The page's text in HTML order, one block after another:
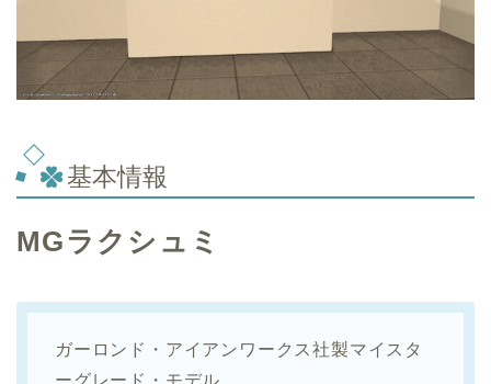
基本情報
MGラクシュミ
ガーロンド・アイアンワークス社製マイスタ
ーグレード・モデル